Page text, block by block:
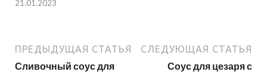
21.01.2023
ПРЕДЫДУЩАЯ СТАТЬЯ
Сливочный соус для
СЛЕДУЮЩАЯ СТАТЬЯ
Соус для цезаря с